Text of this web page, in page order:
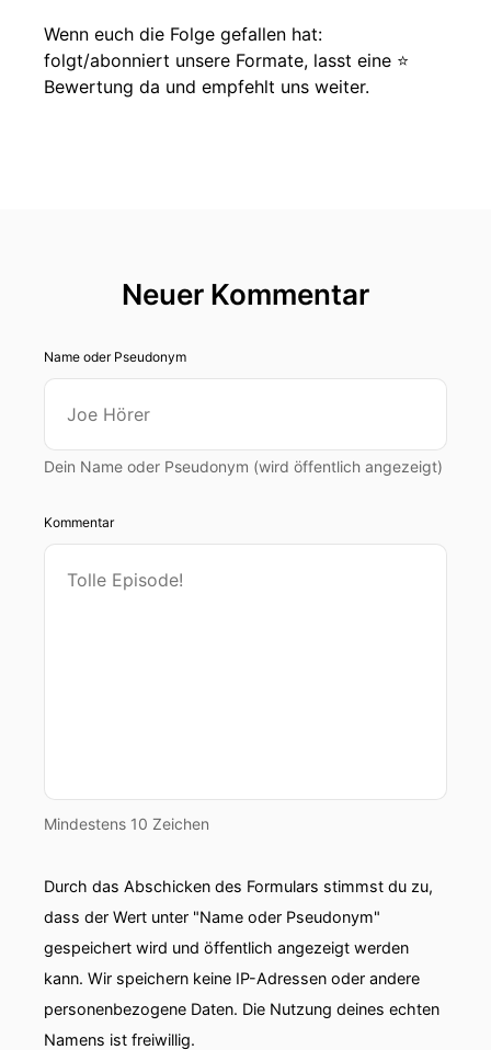
Wenn euch die Folge gefallen hat:
folgt/abonniert unsere Formate, lasst eine ⭐️
Bewertung da und empfehlt uns weiter.
Neuer Kommentar
Name oder Pseudonym
Dein Name oder Pseudonym (wird öffentlich angezeigt)
Kommentar
Mindestens 10 Zeichen
Durch das Abschicken des Formulars stimmst du zu,
dass der Wert unter "Name oder Pseudonym"
gespeichert wird und öffentlich angezeigt werden
kann. Wir speichern keine IP-Adressen oder andere
personenbezogene Daten. Die Nutzung deines echten
Namens ist freiwillig.